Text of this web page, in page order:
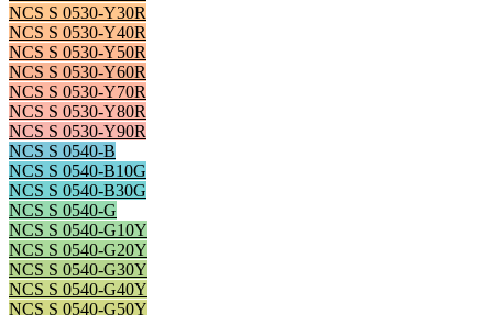
NCS S 0530-Y30R
NCS S 0530-Y40R
NCS S 0530-Y50R
NCS S 0530-Y60R
NCS S 0530-Y70R
NCS S 0530-Y80R
NCS S 0530-Y90R
NCS S 0540-B
NCS S 0540-B10G
NCS S 0540-B30G
NCS S 0540-G
NCS S 0540-G10Y
NCS S 0540-G20Y
NCS S 0540-G30Y
NCS S 0540-G40Y
NCS S 0540-G50Y